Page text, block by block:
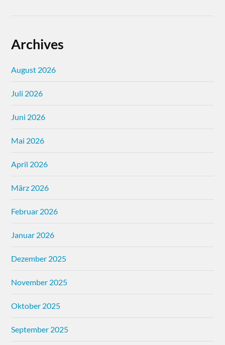
Archives
August 2026
Juli 2026
Juni 2026
Mai 2026
April 2026
März 2026
Februar 2026
Januar 2026
Dezember 2025
November 2025
Oktober 2025
September 2025